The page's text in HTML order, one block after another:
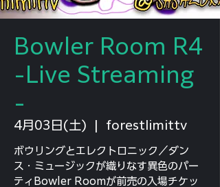
Bowler Room R4
-Live Streaming
-
4月03日(土) forestlimittv
ボウリングとエレクトロニック／ダン
ス・ミュージックが織りなす異色のパー
ティBowler Roomが前売の入場チケッ